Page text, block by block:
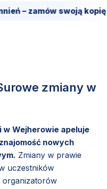
– zamów swoją kopię!
zmiany w
w Wejherowie apeluje
nowych
Zmiany w prawie
uczestników
organizatorów